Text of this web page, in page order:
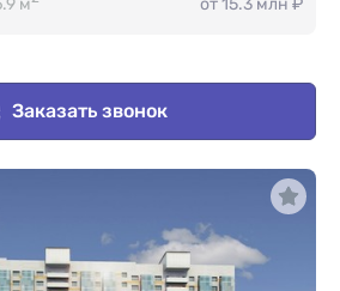
м от 15.3 млн ₽
Заказать звонок